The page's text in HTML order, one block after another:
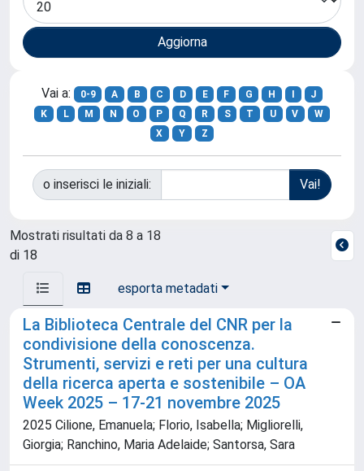
Vai a: 0-9 A B C D E F G H
J
K
L M N O P Q R S T U V
W
X
Y Z
o inserisci le iniziali:
Mostrati risultati da 8 a 18
di 18
esporta metadati
La Biblioteca Centrale del CNR per la
condivisione della conoscenza.
Strumenti, servizi e reti per una cultura
della ricerca aperta e sostenibile – OA
Week 2025 – 17-21 novembre 2025
2025 Cilione, Emanuela; Florio, Isabella; Migliorelli,
Giorgia; Ranchino, Maria Adelaide; Santorsa, Sara